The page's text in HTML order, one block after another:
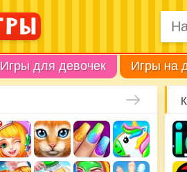
Игры для девочек Игры на